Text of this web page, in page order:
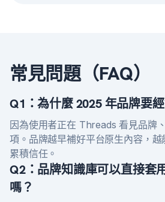
常見問題（FAQ）
Q1：為什麼 2025 年品牌要
因為使用者正在 Threads 看見品牌
項。品牌越早補好平台原生內容，
累積信任。
Q2：品牌知識庫可以直接套
嗎？